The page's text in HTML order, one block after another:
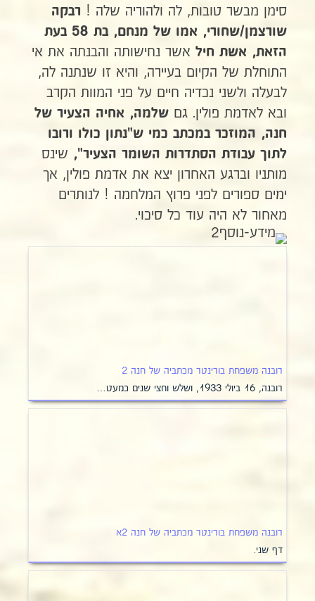
סימן מבשר טובות, לה ולהוריה שלה ! רבקה
שורצמן/שחורי, אמו של מנחם, בת 58 בעת
הזאת, אשת חיל אשר נחישותה והבנתה את אי
התוחלת של הקיום בעיירה, והיא זו שנתנה לה,
לבעלה ולשני נכדיה חיים על פני המוות הקרב
ובא לאדמת פולין. גם שלמה, אחיה הצעיר של
חנה, המוזכר במכתב כמי ש"נתון כולו ורובו
לתוך עבודת הסתדרות השומר הצעיר", שינס
מותניו וברגע האחרון יצא את אדמת פולין, אך
ימים ספורים לפני פרוץ המלחמה ! לנותרים
מאחור לא היה עוד כל סיכוי.
רובנה משפחת בורינטר מכתביה של חנה 2
רובנה, 16 ביולי 1933, ושלש וחצי שנים כמעט…
רובנה משפחת בורינטר מכתביה של חנה 2א
דף שני.